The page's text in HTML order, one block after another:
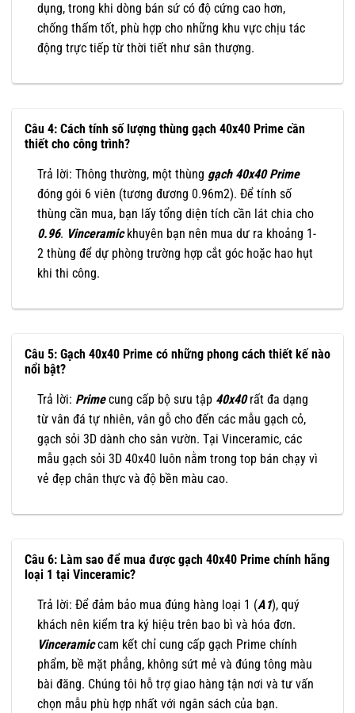
dụng, trong khi dòng bán sứ có độ cứng cao hơn,
chống thấm tốt, phù hợp cho những khu vực chịu tác
động trực tiếp từ thời tiết như sân thượng.
Câu 4: Cách tính số lượng thùng gạch 40x40 Prime cần
thiết cho công trình?
Trả lời: Thông thường, một thùng gạch 40x40 Prime
đóng gói 6 viên (tương đương 0.96m2). Để tính số
thùng cần mua, bạn lấy tổng diện tích cần lát chia cho
0.96. Vinceramickhuyên bạn nên mua dư ra khoảng 1-
2 thùng để dự phòng trường hợp cắt góc hoặc hao hụt
khi thi công.
Câu 5: Gạch 40x40 Prime có những phong cách thiết kế nào
nổi bật?
Trả lời: Primecung cấp bộ sưu tập 40x40rất đa dạng
từ vân đá tự nhiên, vân gỗ cho đến các mẫu gạch cỏ,
gạch sỏi 3D dành cho sân vườn. Tại Vinceramic, các
mẫu gạch sỏi 3D 40x40 luôn nằm trong top bán chạy vì
vẻ đẹp chân thực và độ bền màu cao.
Câu 6: Làm sao để mua được gạch 40x40 Prime chính hãng
loại 1 tại Vinceramic?
Trả lời: Để đảm bảo mua đúng hàng loại 1 (A1), quý
khách nên kiểm tra ký hiệu trên bao bì và hóa đơn.
Vinceramiccam kết chỉ cung cấp gạch Prime chính
phẩm, bề mặt phẳng, không sứt mẻ và đúng tông màu
bài đăng. Chúng tôi hỗ trợ giao hàng tận nơi và tư vấn
chọn mẫu phù hợp nhất với ngân sách của bạn.